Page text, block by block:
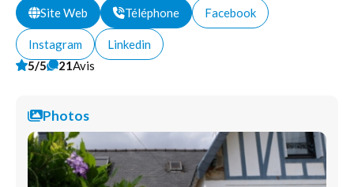
Site Web Téléphone Facebook
Instagram
Linkedin
5/5
21Avis
Photos